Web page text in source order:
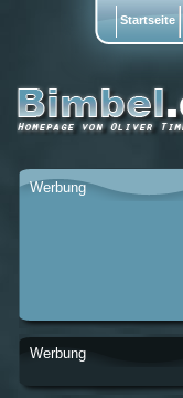
Werbung
Werbung
Startseite